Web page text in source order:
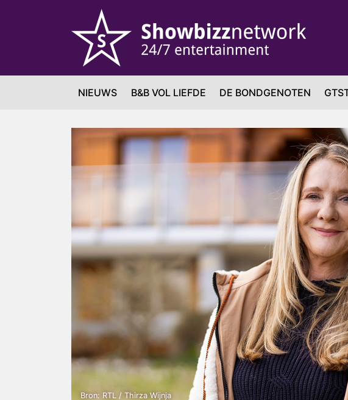
NIEUWS B&B VOL LIEFDE DE BONDGENOTEN
Bron: RTL / Thirza Wijnja